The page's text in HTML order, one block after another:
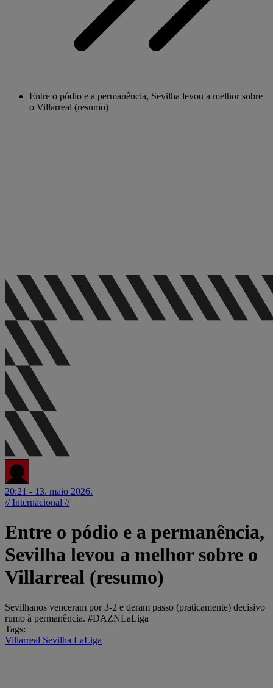
Entre o pódio e a permanência, Sevilha levou a melhor sobre
o Villarreal (resumo)
20:21 - 13. maio 2026.
// Internacional //
Entre o pódio e a permanência,
Sevilha levou a melhor sobre o
Villarreal (resumo)
Sevilhanos venceram por 3-2 e deram passo (praticamente) decisivo
rumo à permanência. #DAZNLaLiga
Tags:
Villarreal Sevilha LaLiga